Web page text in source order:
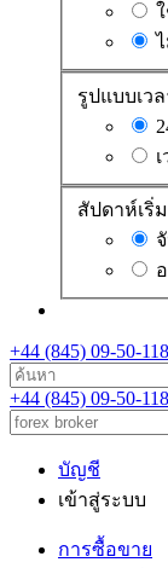
รูปแบบเวล
สัปดาห์เริ่
+44 (845) 09-50-118
+44 (845) 09-50-118
บัญชี
เข้าสู่ระบบ
การซื้อขาย